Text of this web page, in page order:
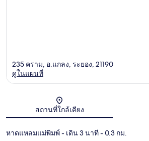
235 คราม, อ.แกลง, ระยอง, 21190
ดูในแผนที่
สถานที่ใกล้เคียง
หาดแหลมแม่พิมพ์- เดิน 3 นาที- 0.3 กม.